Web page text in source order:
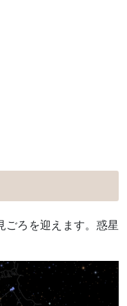
ごろを迎えます。惑星